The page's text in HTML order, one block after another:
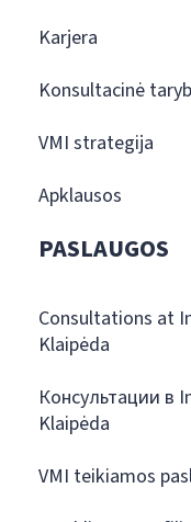
Karjera
Konsultacinė
VMI strategija
Apklausos
PASLAUGOS
Consultations at
Klaipėda
Консультации в
Klaipėda
VMI teikiamos